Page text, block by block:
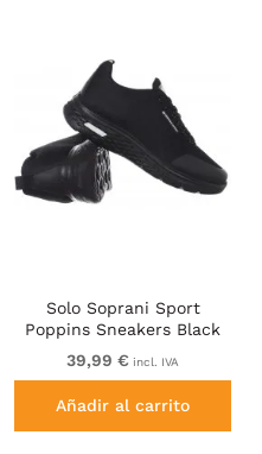
Solo Soprani Sport
Poppins Sneakers Black
39,99 € incl. IVA
Añadir al carrito